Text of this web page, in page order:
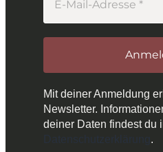
Mit deiner Anmeldung
Newsletter.
deiner Daten findest du
.